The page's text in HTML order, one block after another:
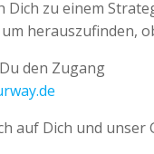
Dich zu einem
herauszufinden,
den Zugang
auf Dich und unser